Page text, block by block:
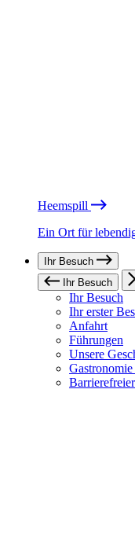
Heemspill
Ein Ort für
Ihr Besuch
Ihr Besuch
Ihr Besuch
Ihr erster
Anfahrt
Führungen
Unsere